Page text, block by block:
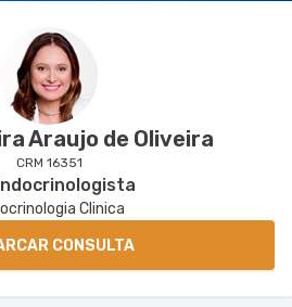
Araujo de Oliveira
CRM 16351
Clinica
CONSULTA